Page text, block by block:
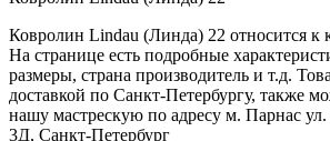
Ковролин Lindau (Линда) 22 относится к
На странице есть подробные
размеры, страна производитель и т.д.
доставкой по Санкт-Петербургу, также
нашу мастрескую по адресу м. Парнас
3Д, Санкт-Петербург